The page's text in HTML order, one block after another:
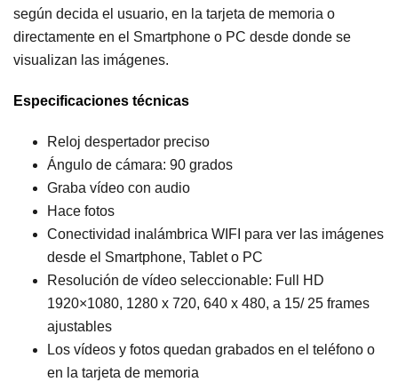
según decida el usuario, en la tarjeta de memoria o
directamente en el Smartphone o PC desde donde se
visualizan las imágenes.
Especificaciones técnicas
Reloj despertador preciso
Ángulo de cámara: 90 grados
Graba vídeo con audio
Hace fotos
Conectividad inalámbrica WIFI para ver las imágenes
desde el Smartphone, Tablet o PC
Resolución de vídeo seleccionable: Full HD
1920×1080, 1280 x 720, 640 x 480, a 15/ 25 frames
ajustables
Los vídeos y fotos quedan grabados en el teléfono o
en la tarjeta de memoria